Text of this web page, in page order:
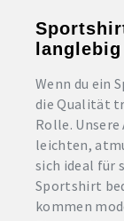
Wenn du ein
die Qualität
Rolle.
leichten,
sich ideal für
Sportshirt
kommen